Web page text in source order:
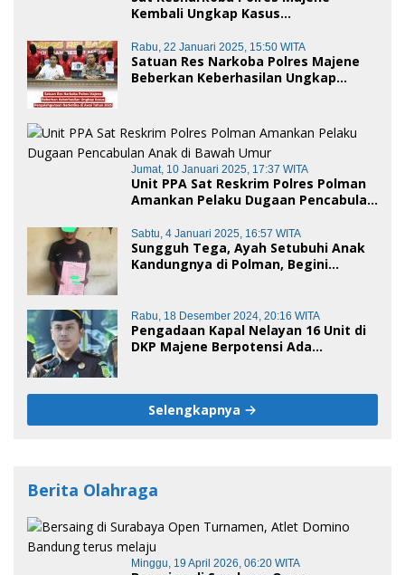
Kembali Ungkap Kasus
Dua Pelaku Diamankan
Rabu, 22 Januari 2025, 15:50 WITA
Satuan Res Narkoba Polres Majene
Beberkan Keberhasilan Ungkap
Jumat, 10 Januari 2025, 17:37 WITA
Unit PPA Sat Reskrim Polres Polman
Amankan Pelaku Dugaan Pencabulan
Sabtu, 4 Januari 2025, 16:57 WITA
Sungguh Tega, Ayah Setubuhi Anak
Kandungnya di Polman, Begini
Rabu, 18 Desember 2024, 20:16 WITA
Pengadaan Kapal Nelayan 16 Unit di
DKP Majene Berpotensi Ada
Selengkapnya
Berita Olahraga
Minggu, 19 April 2026, 06:20 WITA